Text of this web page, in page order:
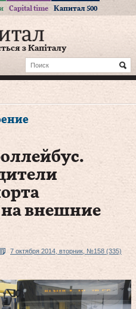
Capital time Капитал 500
з Капіталу
внешние
7 октября 2014, вторник, №158 (335)